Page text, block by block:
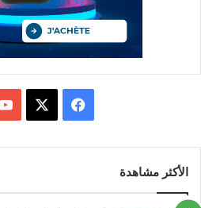
فيسبوك
الأكثر مشاهدة